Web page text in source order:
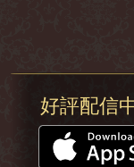
好評配信